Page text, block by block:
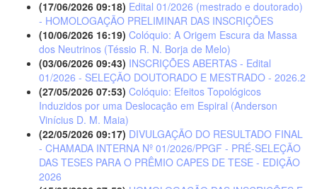
(17/06/2026 09:18) Edital 01/2026 (mestrado e doutorado)
- HOMOLOGAÇÃO PRELIMINAR DAS INSCRIÇÕES
(10/06/2026 16:19) Colóquio: A Origem Escura da Massa
dos Neutrinos (Téssio R. N. Borja de Melo)
(03/06/2026 09:43) INSCRIÇÕES ABERTAS - Edital
01/2026 - SELEÇÃO DOUTORADO E MESTRADO - 2026.2
(27/05/2026 07:53) Colóquio: Efeitos Topológicos
Induzidos por uma Deslocação em Espiral (Anderson
Vinícius D. M. Maia)
(22/05/2026 09:17) DIVULGAÇÃO DO RESULTADO FINAL
- CHAMADA INTERNA Nº 01/2026/PPGF - PRÉ-SELEÇÃO
DAS TESES PARA O PRÊMIO CAPES DE TESE - EDIÇÃO
2026